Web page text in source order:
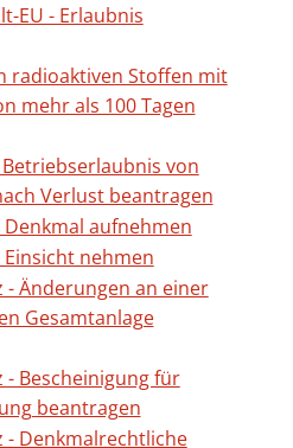
EU - Erlaubnis
radioaktiven Stoffen mit
mehr als 100 Tagen
von
Verlust beantragen
aufnehmen
nehmen
- Änderungen an einer
Gesamtanlage
- Bescheinigung für
beantragen
- Denkmalrechtliche